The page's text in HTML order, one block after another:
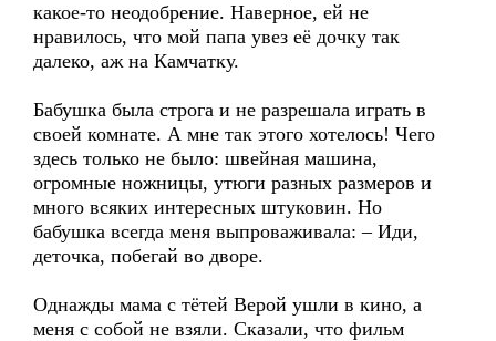
какое-то неодобрение. Наверное, ей не
нравилось, что мой папа увез её дочку так
далеко, аж на Камчатку.
Бабушка была строга и не разрешала играть в
своей комнате. А мне так этого хотелось! Чего
здесь только не было: швейная машина,
огромные ножницы, утюги разных размеров и
много всяких интересных штуковин. Но
бабушка всегда меня выпроваживала: – Иди,
деточка, побегай во дворе.
Однажды мама с тётей Верой ушли в кино, а
меня с собой не взяли. Сказали, что фильм